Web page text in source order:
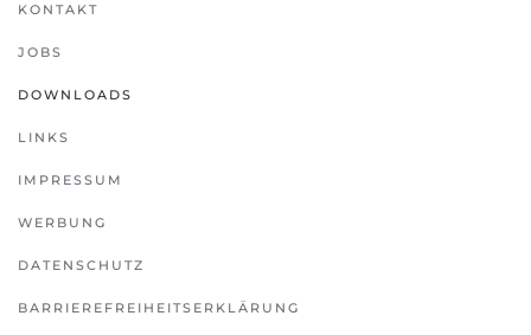
KONTAKT
JOBS
DOWNLOADS
LINKS
IMPRESSUM
WERBUNG
DATENSCHUTZ
BARRIEREFREIHEITSERKLÄRUNG